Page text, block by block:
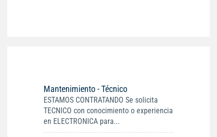
Mantenimiento - Técnico
ESTAMOS CONTRATANDO Se solicita
TECNICO con conocimiento o experiencia
en ELECTRONICA para...